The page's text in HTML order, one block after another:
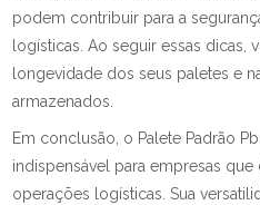
podem contribuir para a
logísticas. Ao seguir essas dicas,
longevidade dos seus paletes e
armazenados.
Em conclusão, o Palete Padrão
indispensável para empresas que
operações logísticas. Sua